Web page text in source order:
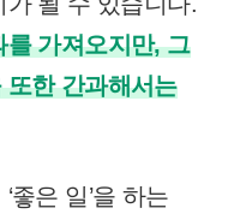
가져오지만, 그
한 간과해서는
좋은 일’을 하는